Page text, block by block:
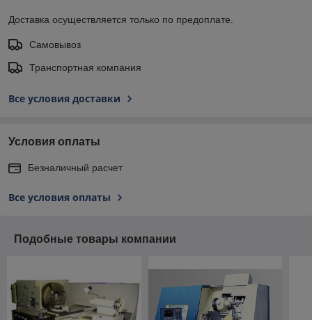
Доставка осуществляется только по предоплате.
Самовывоз
Транспортная компания
Все условия доставки
Условия оплаты
Безналичный расчет
Все условия оплаты
Подобные товары компании